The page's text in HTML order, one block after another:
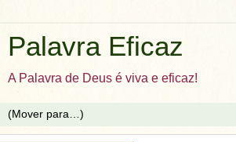
Palavra Eficaz
A Palavra de Deus é viva e eficaz!